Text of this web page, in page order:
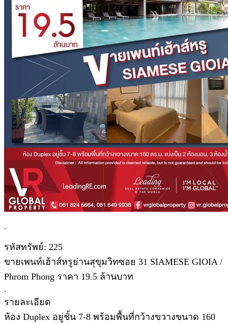
.
รหัสทรัพย์: 225
ขายเพนท์เฮ้าส์หรูย่านสุขุมวิทซอย 31 SIAMESE GIOIA /
Phrom Phong ราคา 19.5 ล้านบาท
.
รายละเอียด
ห้อง Duplex อยู่ชั้น 7-8 พร้อมพื้นที่กว้างขวางขนาด 160